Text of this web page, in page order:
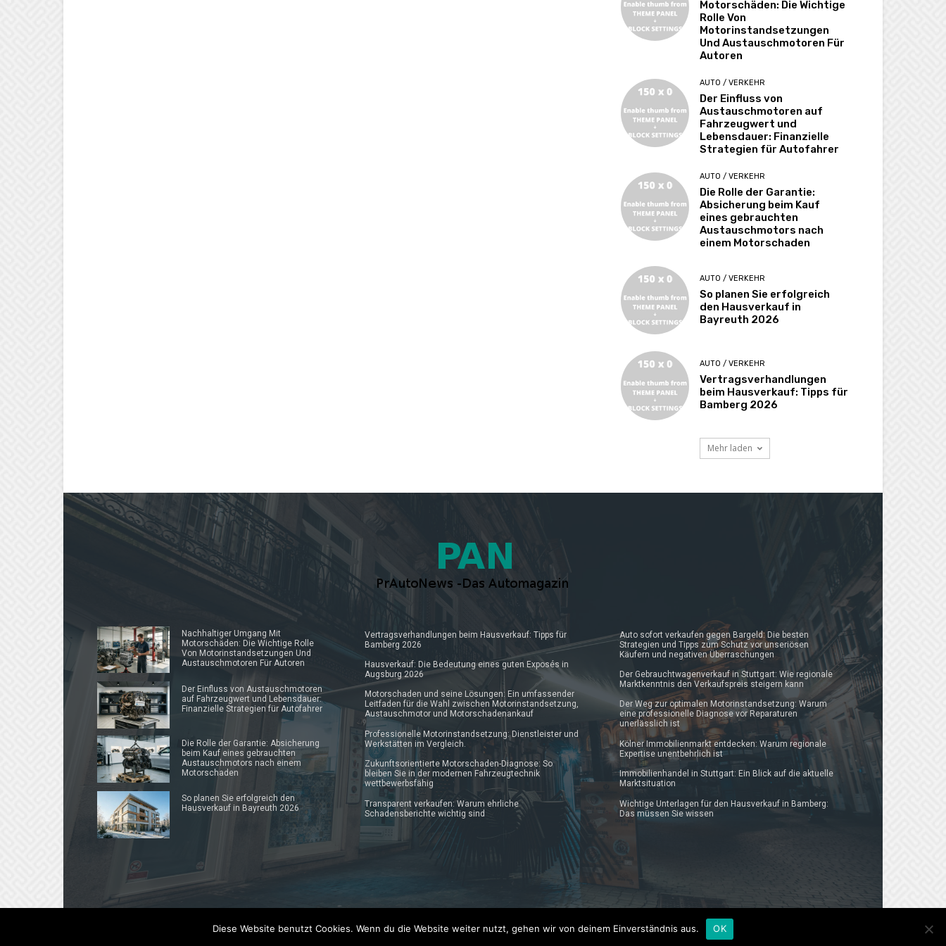
Motorschäden: Die Wichtige
Rolle Von
Motorinstandsetzungen
Und Austauschmotoren Für
Autoren
AUTO / VERKEHR
Der Einfluss von
Austauschmotoren auf
Fahrzeugwert und
Lebensdauer: Finanzielle
Strategien für Autofahrer
AUTO / VERKEHR
Die Rolle der Garantie:
Absicherung beim Kauf
eines gebrauchten
Austauschmotors nach
einem Motorschaden
AUTO / VERKEHR
So planen Sie erfolgreich
den Hausverkauf in
Bayreuth 2026
AUTO / VERKEHR
Vertragsverhandlungen
beim Hausverkauf: Tipps für
Bamberg 2026
Mehr laden
Nachhaltiger Umgang Mit
Motorschäden: Die Wichtige Rolle
Von Motorinstandsetzungen Und
Austauschmotoren Für Autoren
Der Einfluss von Austauschmotoren
auf Fahrzeugwert und Lebensdauer:
Finanzielle Strategien für Autofahrer
Die Rolle der Garantie: Absicherung
beim Kauf eines gebrauchten
Austauschmotors nach einem
Motorschaden
So planen Sie erfolgreich den
Hausverkauf in Bayreuth 2026
Vertragsverhandlungen beim Hausverkauf: Tipps für
Bamberg 2026
Hausverkauf: Die Bedeutung eines guten Exposés in
Augsburg 2026
Motorschaden und seine Lösungen: Ein umfassender
Leitfaden für die Wahl zwischen Motorinstandsetzung,
Austauschmotor und Motorschadenankauf
Professionelle Motorinstandsetzung: Dienstleister und
Werkstätten im Vergleich.
Zukunftsorientierte Motorschaden-Diagnose: So
bleiben Sie in der modernen Fahrzeugtechnik
wettbewerbsfähig
Transparent verkaufen: Warum ehrliche
Schadensberichte wichtig sind
Auto sofort verkaufen gegen Bargeld: Die besten
Strategien und Tipps zum Schutz vor unseriösen
Käufern und negativen Überraschungen
Der Gebrauchtwagenverkauf in Stuttgart: Wie regionale
Marktkenntnis den Verkaufspreis steigern kann
Der Weg zur optimalen Motorinstandsetzung: Warum
eine professionelle Diagnose vor Reparaturen
unerlässlich ist
Kölner Immobilienmarkt entdecken: Warum regionale
Expertise unentbehrlich ist
Immobilienhandel in Stuttgart: Ein Blick auf die aktuelle
Marktsituation
Wichtige Unterlagen für den Hausverkauf in Bamberg:
Das müssen Sie wissen
© 2019 - 2025 Prautonews.de | Auto-News Blog AGB Datenschutzerklärung Impressum News Archiv
Kontakt
Diese Website benutzt Cookies. Wenn du die Website weiter nutzt, gehen wir von deinem Einverständnis aus. OK